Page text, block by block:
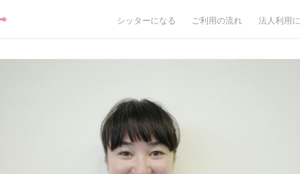
シッターになる ご利用の流れ 法人利用